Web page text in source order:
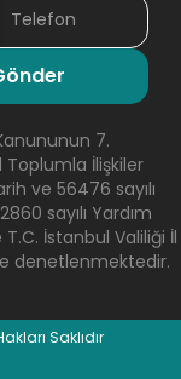
7.
Toplumla İlişkiler
ve 56476 sayılı
sayılı Yardım
İstanbul Valiliği İl
denetlenmektedir.
Saklıdır